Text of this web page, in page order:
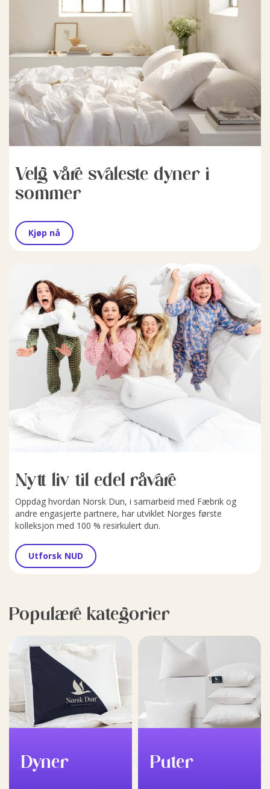
Velg våre svaleste dyner i
sommer
Kjøp nå
Nytt liv til edel råvare
Oppdag hvordan Norsk Dun, i samarbeid med Fæbrik og
andre engasjerte partnere, har utviklet Norges første
kolleksjon med 100 % resirkulert dun.
Utforsk NUD
Populære kategorier
Dyner Puter